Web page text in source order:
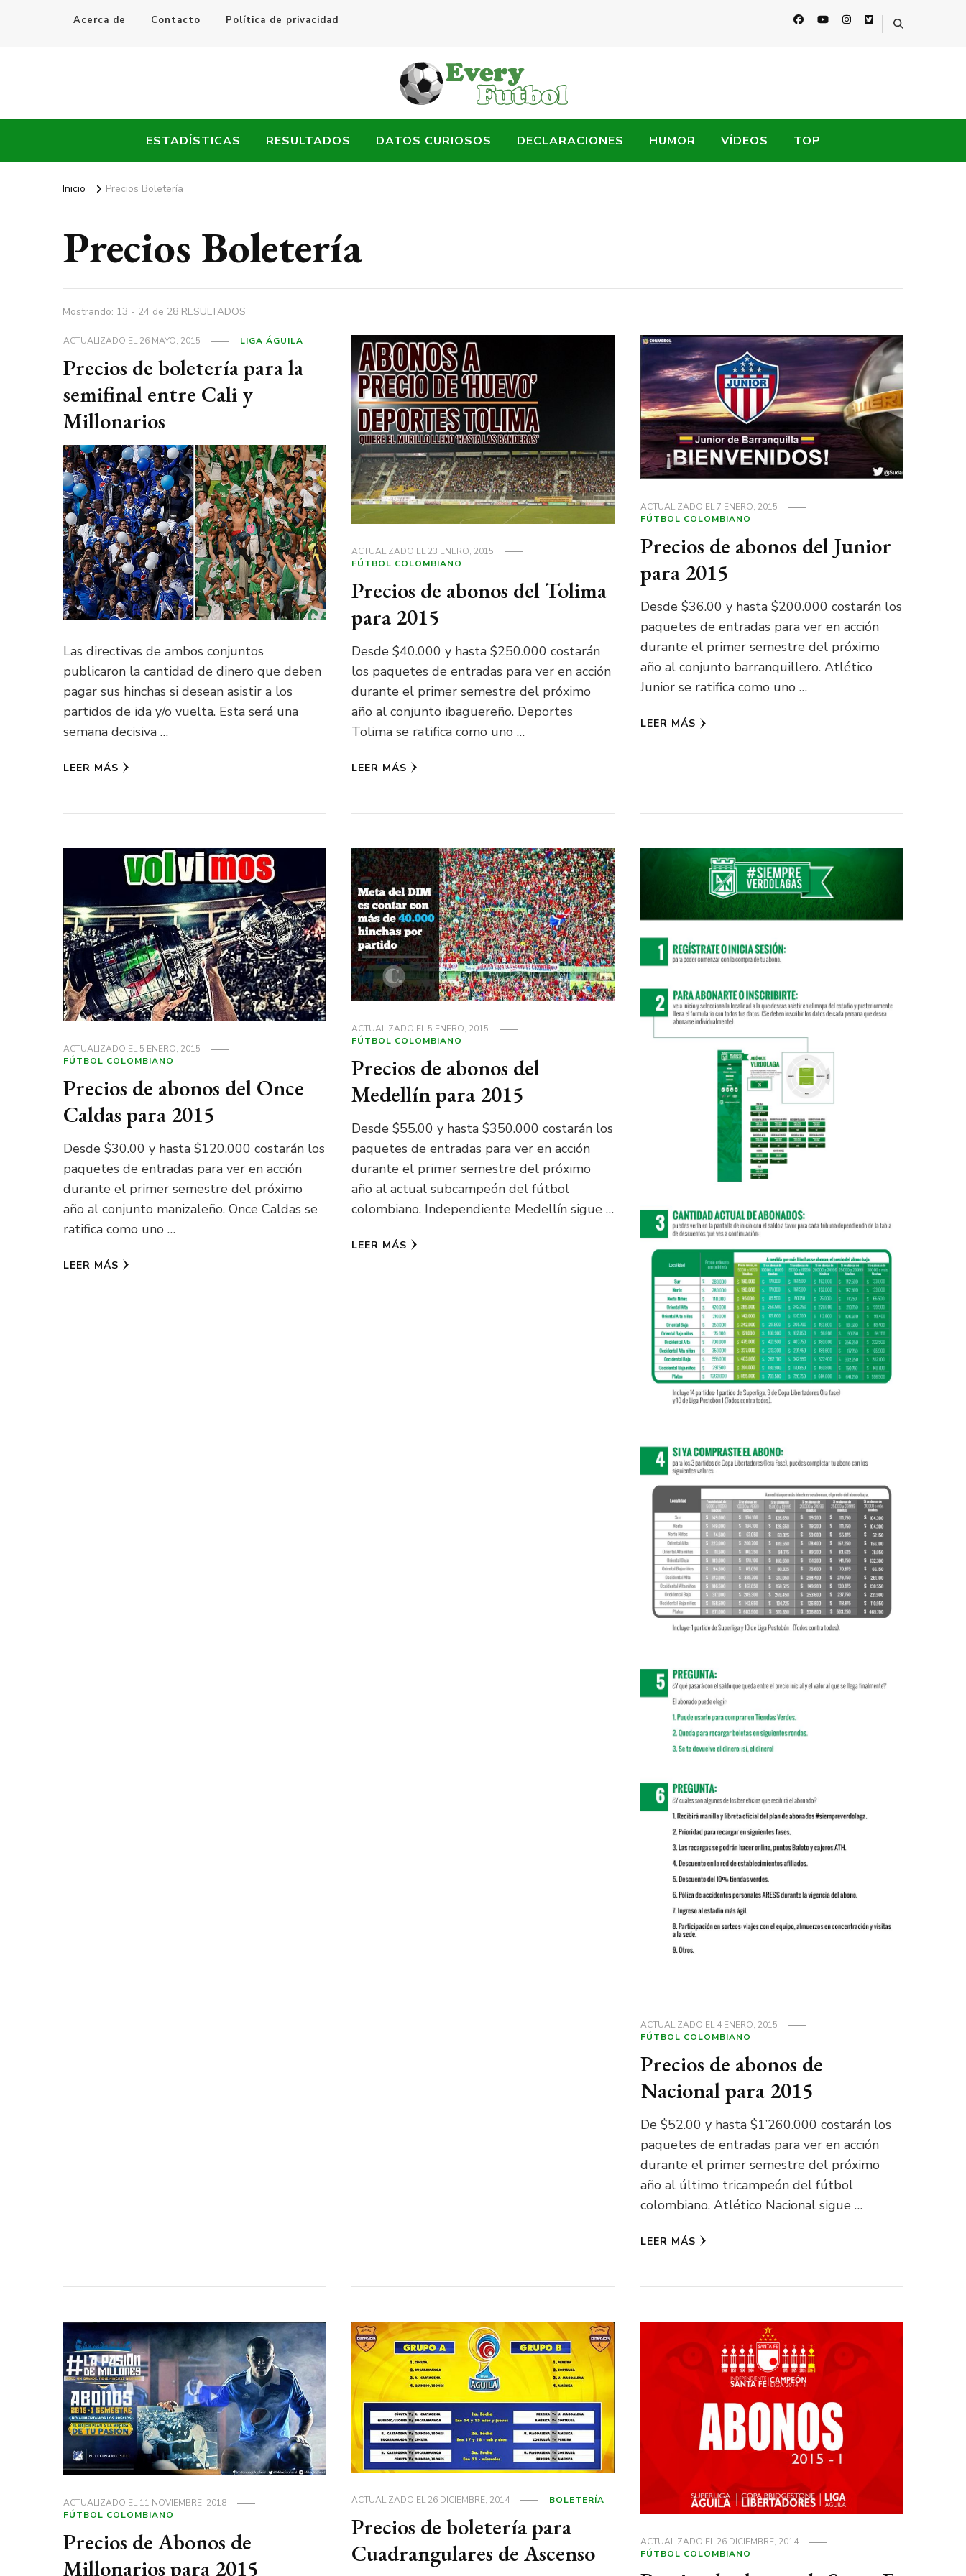
Acerca de Contacto Política de privacidad
Every Fútbol
ESTADÍSTICAS RESULTADOS DATOS CURIOSOS DECLARACIONES HUMOR VÍDEOS TOP
Inicio Precios Boletería
Precios Boletería
Mostrando: 13 - 24 de 28 RESULTADOS
ACTUALIZADO EL26 MAYO, 2015 LIGA ÁGUILA
Precios de boletería para la
semifinal entre Cali y
Millonarios
Las directivas de ambos conjuntos
publicaron la cantidad de dinero que deben
pagar sus hinchas si desean asistir a los
partidos de ida y/o vuelta. Esta será una
semana decisiva …
LEER MÁS
ACTUALIZADO EL23 ENERO, 2015
FÚTBOL COLOMBIANO
Precios de abonos del Tolima
para 2015
Desde $40.000 y hasta $250.000 costarán
los paquetes de entradas para ver en acción
durante el primer semestre del próximo
año al conjunto ibaguereño. Deportes
Tolima se ratifica como uno …
LEER MÁS
ACTUALIZADO EL7 ENERO, 2015
FÚTBOL COLOMBIANO
Precios de abonos del Junior
para 2015
Desde $36.00 y hasta $200.000 costarán los
paquetes de entradas para ver en acción
durante el primer semestre del próximo
año al conjunto barranquillero. Atlético
Junior se ratifica como uno …
LEER MÁS
ACTUALIZADO EL5 ENERO, 2015
FÚTBOL COLOMBIANO
Precios de abonos del Once
Caldas para 2015
Desde $30.00 y hasta $120.000 costarán los
paquetes de entradas para ver en acción
durante el primer semestre del próximo
año al conjunto manizaleño. Once Caldas se
ratifica como uno …
LEER MÁS
ACTUALIZADO EL5 ENERO, 2015
FÚTBOL COLOMBIANO
Precios de abonos del
Medellín para 2015
Desde $55.00 y hasta $350.000 costarán los
paquetes de entradas para ver en acción
durante el primer semestre del próximo
año al actual subcampeón del fútbol
colombiano. Independiente Medellín sigue …
LEER MÁS
ACTUALIZADO EL4 ENERO, 2015
FÚTBOL COLOMBIANO
Precios de abonos de
Nacional para 2015
De $52.00 y hasta $1’260.000 costarán los
paquetes de entradas para ver en acción
durante el primer semestre del próximo
año al último tricampeón del fútbol
colombiano. Atlético Nacional sigue …
LEER MÁS
ACTUALIZADO EL11 NOVIEMBRE, 2018
FÚTBOL COLOMBIANO
Precios de Abonos de
Millonarios para 2015
ACTUALIZADO EL26 DICIEMBRE, 2014 BOLETERÍA
Precios de boletería para
Cuadrangulares de Ascenso
ACTUALIZADO EL26 DICIEMBRE, 2014
FÚTBOL COLOMBIANO